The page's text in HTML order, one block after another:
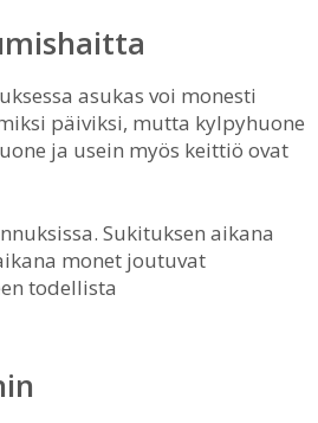
asukas voi monesti
päiviksi, mutta kylpyhuone
ja usein myös keittiö ovat
Sukituksen aikana
monet joutuvat
todellista